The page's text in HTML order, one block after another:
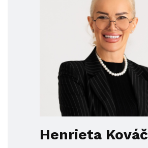
Henrieta Kováč